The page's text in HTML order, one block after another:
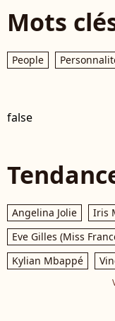
Mots
People
false
Angelina Jolie Iris
Eve Gilles (Miss
Kylian Mbappé